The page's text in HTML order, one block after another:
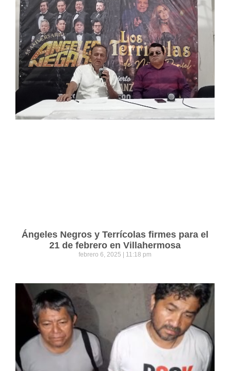
Ángeles Negros y Terrícolas firmes para el
21 de febrero en Villahermosa
febrero 6, 2025 11:18 pm